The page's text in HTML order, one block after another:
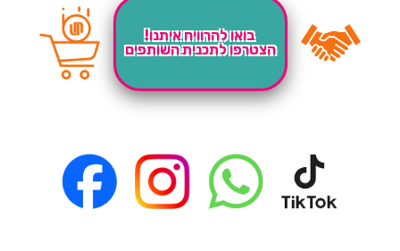
בואו להרוויח איתנו!
הצטרפו לתכנית השותפים